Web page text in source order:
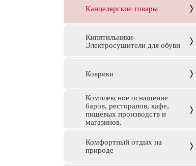
Канцелярские товары
Кипятильники-
Электросушители для обуви
Коврики
Комплексное оснащение
баров, ресторанов, кафе,
пищевых производств и
магазинов.
Комфортный отдых на
природе